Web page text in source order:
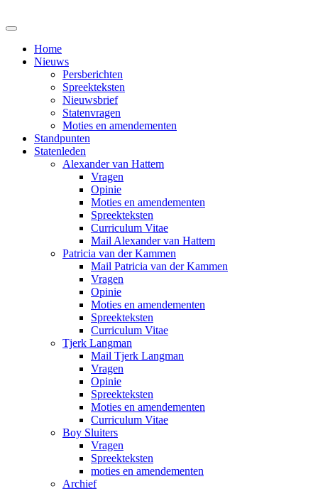
Home
Nieuws
Persberichten
Spreekteksten
Nieuwsbrief
Statenvragen
Moties en amendementen
Standpunten
Statenleden
Alexander van Hattem
Vragen
Opinie
Moties en amendementen
Spreekteksten
Curriculum Vitae
Mail Alexander van Hattem
Patricia van der Kammen
Mail Patricia van der Kammen
Vragen
Opinie
Moties en amendementen
Spreekteksten
Curriculum Vitae
Tjerk Langman
Mail Tjerk Langman
Vragen
Opinie
Spreekteksten
Moties en amendementen
Curriculum Vitae
Boy Sluiters
Vragen
Spreekteksten
moties en amendementen
Archief